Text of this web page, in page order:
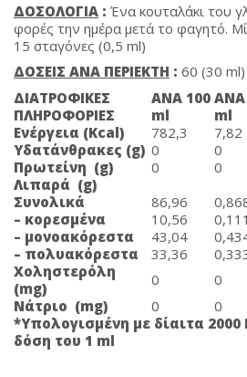
ΔΟΣΟΛΟΓΙΑ : Ένα κουταλάκι του
φορές την ημέρα μετά το φαγητό.
15 σταγόνες (0,5 ml)
ΔΟΣΕΙΣ ΑΝΑ ΠΕΡΙΕΚΤΗ : 60 (30 ml)
ΔΙΑΤΡΟΦΙΚΕΣ
ΠΛΗΡΟΦΟΡΙΕΣ
ΑΝΑ 100
ml
ΑΝΑ
ml
Ενέργεια (Kcal) 782,3 7,82
Υδατάνθρακες (g) 0 0
Πρωτείνη (g)
0 0
Λιπαρά (g)
Συνολικά
86,96
– κορεσμένα
10,56 0,111
– μονοακόρεστα
43,04
– πολυακόρεστα
33,36
Χοληστερόλη
(mg)
0 0
Nάτριο (mg)
0 0
*Υπολογισμένη με δίαιτα 2000
δόση του 1 ml